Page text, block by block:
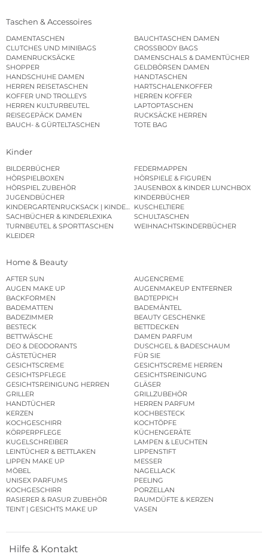
Taschen & Accessoires
DAMENTASCHEN
BAUCHTASCHEN DAMEN
CLUTCHES UND MINIBAGS
CROSSBODY BAGS
DAMENRUCKSÄCKE
DAMENSCHALS & DAMENTÜCHER
SHOPPER
GELDBÖRSEN DAMEN
HANDSCHUHE DAMEN
HANDTASCHEN
HERREN REISETASCHEN
HARTSCHALENKOFFER
KOFFER UND TROLLEYS
HERREN KOFFER
HERREN KULTURBEUTEL
LAPTOPTASCHEN
REISEGEPÄCK DAMEN
RUCKSÄCKE HERREN
BAUCH- & GÜRTELTASCHEN
TOTE BAG
Kinder
BILDERBÜCHER
FEDERMAPPEN
HÖRSPIELBOXEN
HÖRSPIELE & FIGUREN
HÖRSPIEL ZUBEHÖR
JAUSENBOX & KINDER LUNCHBOX
JUGENDBÜCHER
KINDERBÜCHER
KINDERGARTENRUCKSACK | KINDERGARTENBEUTEL
KUSCHELTIERE
SACHBÜCHER & KINDERLEXIKA
SCHULTASCHEN
TURNBEUTEL & SPORTTASCHEN
WEIHNACHTSKINDERBÜCHER
KLEIDER
Home & Beauty
AFTER SUN
AUGENCREME
AUGEN MAKE UP
AUGENMAKEUP ENTFERNER
BACKFORMEN
BADTEPPICH
BADEMATTEN
BADEMÄNTEL
BADEZIMMER
BEAUTY GESCHENKE
BESTECK
BETTDECKEN
BETTWÄSCHE
DAMEN PARFUM
DEO & DEODORANTS
DUSCHGEL & BADESCHAUM
GÄSTETÜCHER
FÜR SIE
GESICHTSCREME
GESICHTSCREME HERREN
GESICHTSPFLEGE
GESICHTSREINIGUNG
GESICHTSREINIGUNG HERREN
GLÄSER
GRILLER
GRILLZUBEHÖR
HANDTÜCHER
HERREN PARFUM
KERZEN
KOCHBESTECK
KOCHGESCHIRR
KOCHTÖPFE
KÖRPERPFLEGE
KÜCHENGERÄTE
KUGELSCHREIBER
LAMPEN & LEUCHTEN
LEINTÜCHER & BETTLAKEN
LIPPENSTIFT
LIPPEN MAKE UP
MESSER
MÖBEL
NAGELLACK
UNISEX PARFUMS
PEELING
KOCHGESCHIRR
PORZELLAN
RASIERER & RASUR ZUBEHÖR
RAUMDÜFTE & KERZEN
TEINT | GESICHTS MAKE UP
VASEN
Hilfe & Kontakt